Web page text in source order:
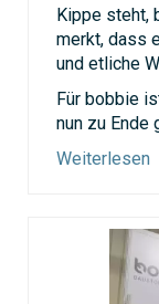
Kippe steht,
merkt, dass
und etliche
Für bobbie
nun zu Ende
Weiterlesen